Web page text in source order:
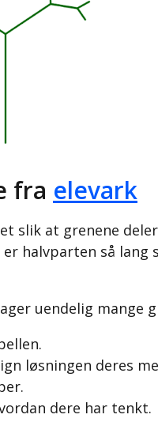
fra elevark
slik at grenene
er halvparten så lang
uendelig mange
løsningen deres
dere har tenkt.